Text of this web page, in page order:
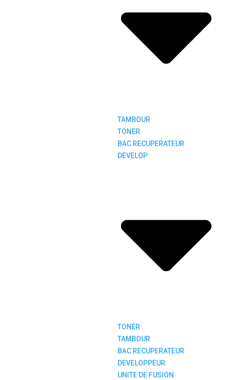
TAMBOUR
TONER
BAC RECUPERATEUR
DEVELOP
TONER
TAMBOUR
BAC RECUPERATEUR
DEVELOPPEUR
UNITE DE FUSION